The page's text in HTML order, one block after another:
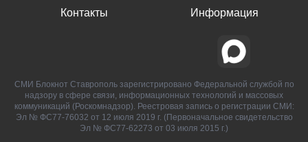
Контакты
Информация
СМИ Блокнот Ставрополь зарегистрировано Федеральной службой по
надзору в сфере связи, информационных технологий и массовых
коммуникаций (Роскомнадзор). Реестровая запись о регистрации СМИ:
Эл № ФС77-76032 от 12 июля 2019 г. (Первоначальное свидетельство
Эл № ФС77-62273 от 03 июля 2015 г.)